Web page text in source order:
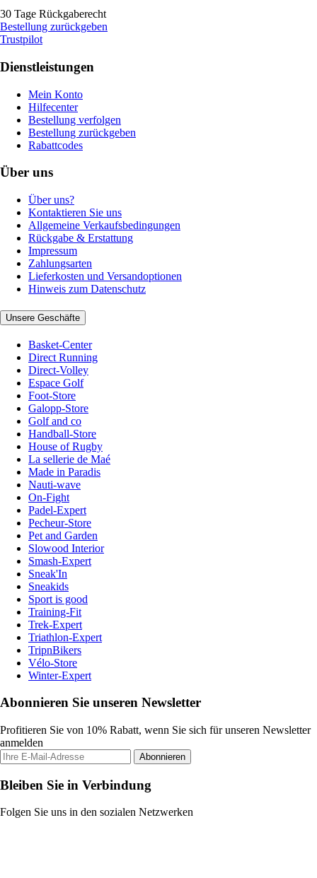
30 Tage Rückgaberecht
Bestellung zurückgeben
Trustpilot
Dienstleistungen
Mein Konto
Hilfecenter
Bestellung verfolgen
Bestellung zurückgeben
Rabattcodes
Über uns
Über uns?
Kontaktieren Sie uns
Allgemeine Verkaufsbedingungen
Rückgabe & Erstattung
Impressum
Zahlungsarten
Lieferkosten und Versandoptionen
Hinweis zum Datenschutz
Unsere Geschäfte
Basket-Center
Direct Running
Direct-Volley
Espace Golf
Foot-Store
Galopp-Store
Golf and co
Handball-Store
House of Rugby
La sellerie de Maé
Made in Paradis
Nauti-wave
On-Fight
Padel-Expert
Pecheur-Store
Pet and Garden
Slowood Interior
Smash-Expert
Sneak'In
Sneakids
Sport is good
Training-Fit
Trek-Expert
Triathlon-Expert
TripnBikers
Vélo-Store
Winter-Expert
Abonnieren Sie unseren Newsletter
Profitieren Sie von 10% Rabatt, wenn Sie sich für unseren Newsletter
anmelden
Abonnieren
Bleiben Sie in Verbindung
Folgen Sie uns in den sozialen Netzwerken